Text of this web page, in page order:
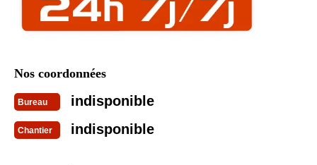
Nos coordonnées
Bureau indisponible
Chantier indisponible